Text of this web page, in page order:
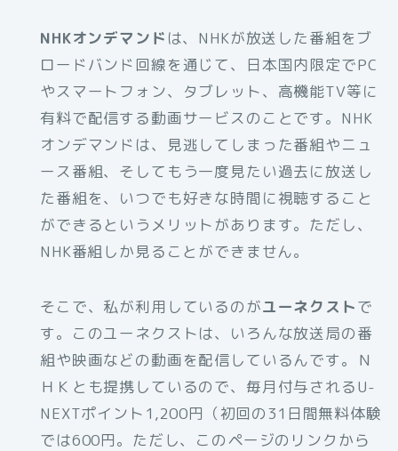
NHKオンデマンド は、NHKが放送した番組をブ
ロードバンド回線を通じて、日本国内限定でPC
やスマートフォン、タブレット、高機能TV等に
有料で配信する動画サービスのことです。NHK
オンデマンドは、見逃してしまった番組やニュ
ース番組、そしてもう一度見たい過去に放送し
た番組を、いつでも好きな時間に視聴すること
ができるというメリットがあります。ただし、
NHK番組しか見ることができません。
そこで、私が利用しているのがユーネクストで
す。このユーネクストは、いろんな放送局の番
組や映画などの動画を配信しているんです。Ｎ
ＨＫとも提携しているので、毎月付与されるU-
NEXTポイント1,200円（初回の31日間無料体験
では600円。ただし、このページのリンクから